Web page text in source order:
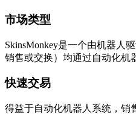
市场类型
SkinsMonkey是一个由机器人
销售或交换）均通过自动化机
快速交易
得益于自动化机器人系统，销